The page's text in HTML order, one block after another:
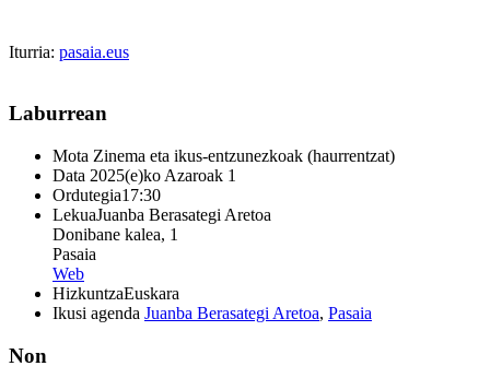
Iturria: pasaia.eus
Laburrean
Mota Zinema eta ikus-entzunezkoak (haurrentzat)
Data 2025(e)ko Azaroak 1
Ordutegia17:30
LekuaJuanba Berasategi Aretoa
Donibane kalea, 1
Pasaia
Web
HizkuntzaEuskara
Ikusi agenda Juanba Berasategi Aretoa, Pasaia
Non